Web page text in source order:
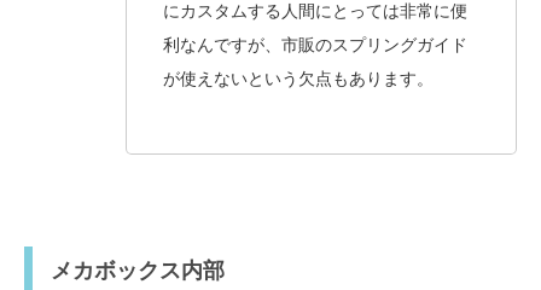
にカスタムする人間にとっては非常に便
利なんですが、市販のスプリングガイド
が使えないという欠点もあります。
メカボックス内部